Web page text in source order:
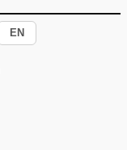
EN